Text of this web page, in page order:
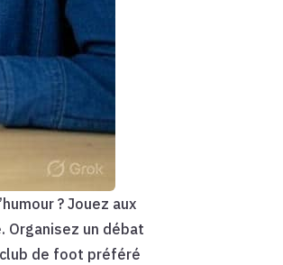
? Jouez aux
Organisez un débat
club de foot préféré